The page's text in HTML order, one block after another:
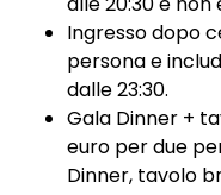
Ingresso dopo
persona e
dalle 23:30.
Gala Dinner +
euro per due
Dinner, tavolo